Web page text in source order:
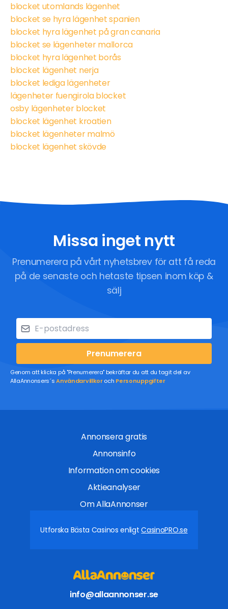
blocket utomlands lägenhet
blocket se hyra lägenhet spanien
blocket hyra lägenhet på gran canaria
blocket se lägenheter mallorca
blocket hyra lägenhet borås
blocket lägenhet nerja
blocket lediga lägenheter
lägenheter fuengirola blocket
osby lägenheter blocket
blocket lägenhet kroatien
blocket lägenheter malmö
blocket lägenhet skövde
Missa inget nytt
Prenumerera på vårt nyhetsbrev för att få reda
på de senaste och hetaste tipsen inom köp &
sälj
Prenumerera
Genom att klicka på "Prenumerera" bekräftar du att du tagit del av
AllaAnnonsers´sAnvändarvillkoroch Personuppgifter
Annonsera gratis
Annonsinfo
Information om cookies
Aktieanalyser
Om AllaAnnonser
Utforska Bästa Casinos enligtCasinoPRO.se
info@allaannonser.se